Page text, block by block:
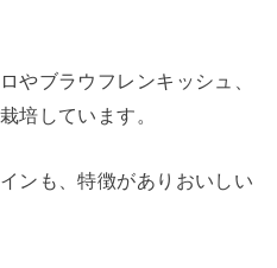
やブラウフレンキッシュ、
培しています。
ンも、特徴がありおいしい